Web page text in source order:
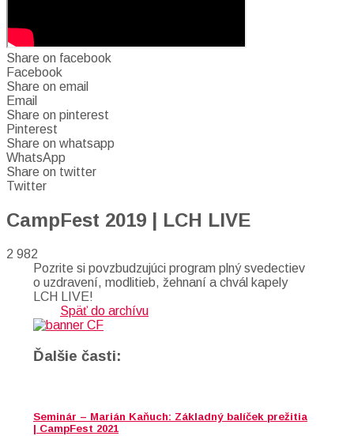
Share on facebook
Facebook
Share on email
Email
Share on pinterest
Pinterest
Share on whatsapp
WhatsApp
Share on twitter
Twitter
CampFest 2019 | LCH LIVE
2 982
Pozrite si povzbudzujúci program plný svedectiev
o uzdravení, modlitieb, žehnaní a chvál kapely
LCH LIVE!
Späť do archívu
Ďalšie časti:
Seminár – Marián Kaňuch: Základný balíček prežitia
| CampFest 2021